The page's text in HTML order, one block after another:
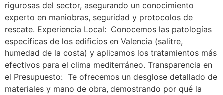
rigurosas del sector, asegurando un conocimiento
experto en maniobras, seguridad y protocolos de
rescate. Experiencia Local: Conocemos las patologías
específicas de los edificios en Valencia (salitre,
humedad de la costa) y aplicamos los tratamientos más
efectivos para el clima mediterráneo. Transparencia en
el Presupuesto: Te ofrecemos un desglose detallado de
materiales y mano de obra, demostrando por qué la